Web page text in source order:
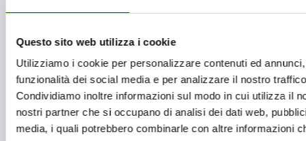
Questo sito web utilizza i cookie
Utilizziamo i cookie per personalizzare contenuti ed
funzionalità dei social media e per analizzare il nostro
Condividiamo inoltre informazioni sul modo in cui utilizza il
nostri partner che si occupano di analisi dei dati web,
media, i quali potrebbero combinarle con altre informazioni
Emittenti radiofoniche
Energie Rinnovabili
Farmaceutico